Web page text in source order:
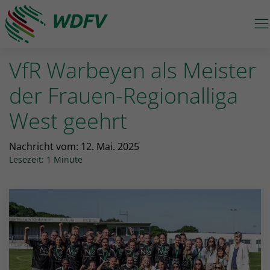
Logo: wdfv führt zur Starseite
VfR Warbeyen als Meister
der Frauen-Regionalliga
West geehrt
Nachricht vom: 12. Mai. 2025
Lesezeit: 1 Minute